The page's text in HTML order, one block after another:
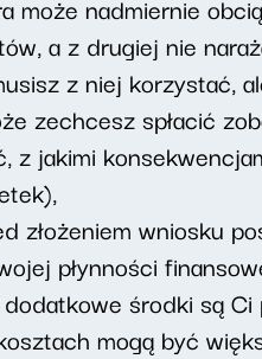
może nadmiernie
a z drugiej nie
z niej
zechcesz spłacić
z jakimi
złożeniem wniosku
płynności
środki są
mogą być